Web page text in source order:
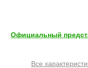
Официальный
Все